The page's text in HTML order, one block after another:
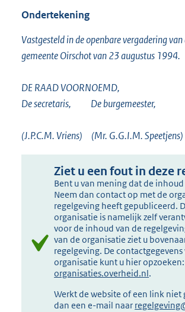
Ondertekening
Vastgesteld in de openbare vergadering van
gemeente Oirschot van 23 augustus 1994.
DE RAAD VOORNOEMD,
De secretaris, De burgemeester,
(J.P.C.M. Vriens) (Mr. G.G.I.M. Speetjens)
Ziet u een fout in deze
Bent u van mening dat de
Neem dan contact op met de
regelgeving heeft gepubliceerd.
organisatie is namelijk zelf
voor de inhoud van de
van de organisatie ziet u
regelgeving. De contactgegevens
organisatie kunt u hier opzoeken:
organisaties.overheid.nl.
Werkt de website of een link niet
dan een e-mail naar